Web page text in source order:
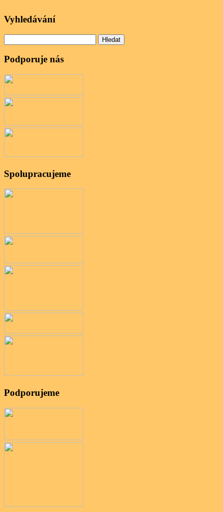
Vyhledávání
Podporuje nás
Spolupracujeme
Podporujeme